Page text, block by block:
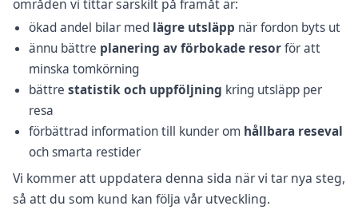
områden vi tittar särskilt på framåt är:
ökad andel bilar med lägre utsläpp när fordon byts ut
ännu bättre planering av förbokade resorför att
minska tomkörning
bättre statistik och uppföljning kring utsläpp per
resa
förbättrad information till kunder om hållbara reseval
och smarta restider
Vi kommer att uppdatera denna sida när vi tar nya steg,
så att du som kund kan följa vår utveckling.